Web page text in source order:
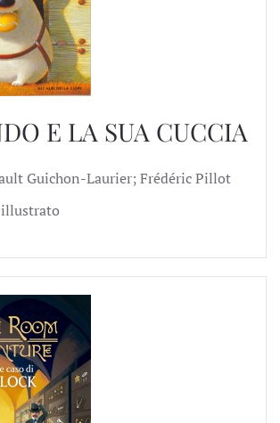
E LA SUA CUCCIA
Guichon-Laurier; Frédéric Pillot